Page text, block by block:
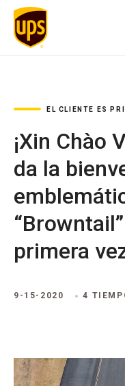
EL CLIENTE ES
¡Xin Chào
da la
primera
9-15-2020 4